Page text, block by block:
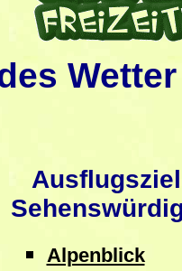
Alpenblick